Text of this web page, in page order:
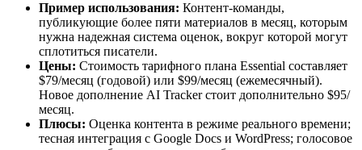
Пример использования: Контент-команды,
публикующие более пяти материалов в месяц, которым
нужна надежная система оценок, вокруг которой могут
сплотиться писатели.
Цены: Стоимость тарифного плана Essential составляет
$79/месяц (годовой) или $99/месяц (ежемесячный).
Новое дополнение AI Tracker стоит дополнительно $95/
месяц.
Плюсы: Оценка контента в режиме реального времени;
тесная интеграция с Google Docs и WordPress; голосовое